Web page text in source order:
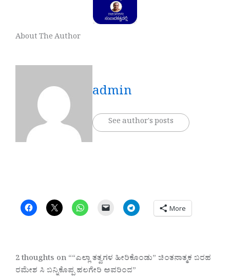
About The Author
admin
See author's posts
More
2 thoughts on ““ಎಲ್ಲಾ ತತ್ವಗಳ ಹೀರಿಕೊಂಡು” ಚಿಂತನಾತ್ಮಕ ಬರಹ
ರಮೇಶ ಸಿ ಬನ್ನಿಕೊಪ್ಪ ಹಲಗೇರಿ ಅವರಿಂದ”